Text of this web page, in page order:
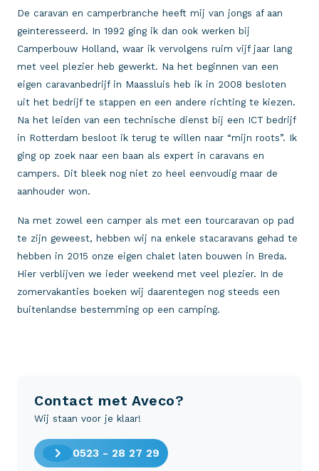
De caravan en camperbranche heeft mij van jongs af aan
geïnteresseerd. In 1992 ging ik dan ook werken bij
Camperbouw Holland, waar ik vervolgens ruim vijf jaar lang
met veel plezier heb gewerkt. Na het beginnen van een
eigen caravanbedrijf in Maassluis heb ik in 2008 besloten
uit het bedrijf te stappen en een andere richting te kiezen.
Na het leiden van een technische dienst bij een ICT bedrijf
in Rotterdam besloot ik terug te willen naar “mijn roots”. Ik
ging op zoek naar een baan als expert in caravans en
campers. Dit bleek nog niet zo heel eenvoudig maar de
aanhouder won.
Na met zowel een camper als met een tourcaravan op pad
te zijn geweest, hebben wij na enkele stacaravans gehad te
hebben in 2015 onze eigen chalet laten bouwen in Breda.
Hier verblijven we ieder weekend met veel plezier. In de
zomervakanties boeken wij daarentegen nog steeds een
buitenlandse bestemming op een camping.
Contact met Aveco?
Wij staan voor je klaar!
0523 - 28 27 29